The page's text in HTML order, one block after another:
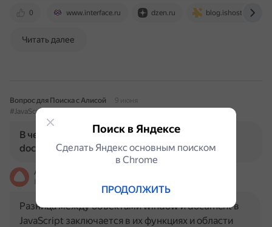
0 www.interface.ru dzen.ru blog.ishosting.com
Читать далее
Вопрос для Поиска с Алисой
9 июня
#JavaScript
В чем разница между объектами window и
document в JavaScript?
Алиса
Разница между объектами window и document в
JavaScript заключается в их функциях и области
Поиск в Яндексе
Сделать Яндекс основным поиском
в Сhrome
ПРОДОЛЖИТЬ